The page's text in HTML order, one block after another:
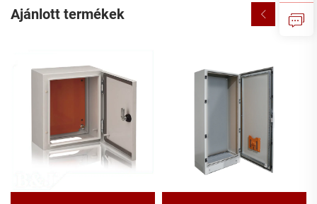
Ajánlott termékek